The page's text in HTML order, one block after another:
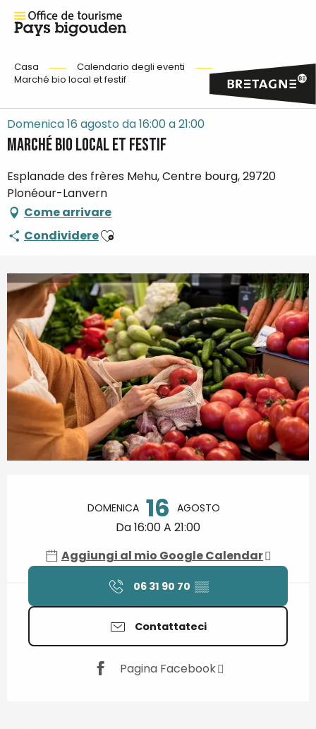
Casa
Calendario degli eventi
Marché bio local et festif
Domenica 16 agosto da 16:00 a 21:00
Marché bio local et festif
Esplanade des frères Mehu, Centre bourg, 29720
Plonéour-Lanvern
Come arrivare
CondividereAjouter aux favoris
DOMENICA 16 AGOSTO
Da 16:00 A 21:00
Aggiungi al mio Google Calendar
06 31 90 70 ▒▒
Contattateci
Pagina Facebook